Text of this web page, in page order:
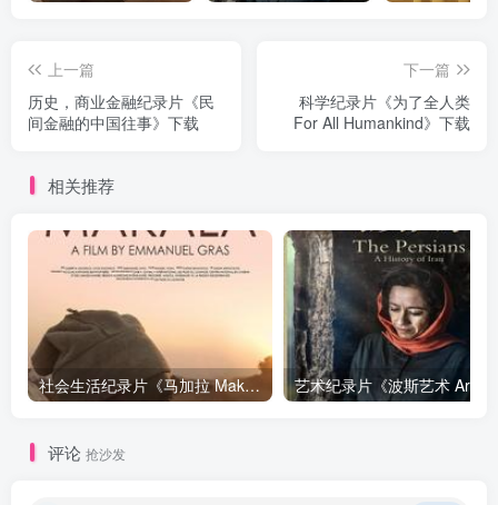
上一篇
历史，商业金融纪录片《民
间金融的中国往事》下载
下一篇
科学纪录片《为了全人类
For All Humankind》下载
相关推荐
社会生活纪录片《马加拉 Makala》下载
评论 抢沙发